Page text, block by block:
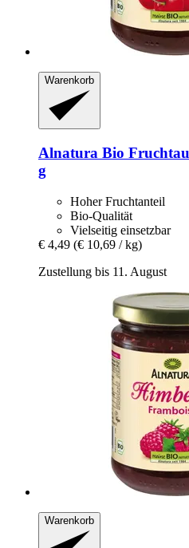
Warenkorb
Alnatura Bio
g
Hoher Fruchtanteil
Bio-Qualität
Vielseitig einsetzbar
€ 4,49 (€ 10,69 / kg)
Zustellung bis 11. August
Warenkorb